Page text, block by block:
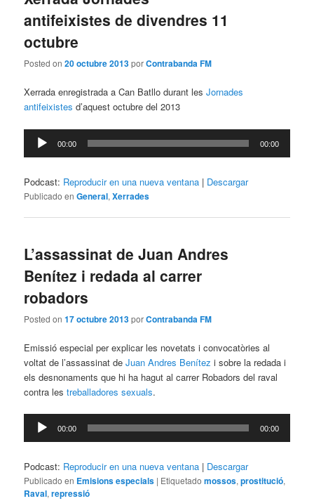
antifeixistes de divendres 11
octubre
Posted on20 octubre 2013porContrabanda FM
Xerrada enregistrada a Can Batllo durant lesJornades
antifeixistes d’aquest octubre del 2013
Reproductor
00:00 00:00
Podcast: Reproducir en una nueva ventana | Descargar
Publicado en General,Xerrades
L’assassinat de Juan Andres
Benítez i redada al carrer
robadors
Posted on17 octubre 2013porContrabanda FM
Emissió especial per explicar les novetats i convocatòries al
voltat de l’assassinat deJuan Andres Benítez i sobre la redada i
els desnonaments que hi ha hagut al carrer Robadors del raval
contra lestreballadores sexuals.
Reproductor
00:00 00:00
Podcast: Reproducir en una nueva ventana | Descargar
Publicado en Emisions especials | Etiquetado mossos,prostitució,
Raval,repressió